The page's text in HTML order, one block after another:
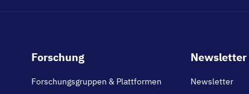
Footer
Forschung
Forschungsgruppen & Plattformen
Newsletter
Newsletter